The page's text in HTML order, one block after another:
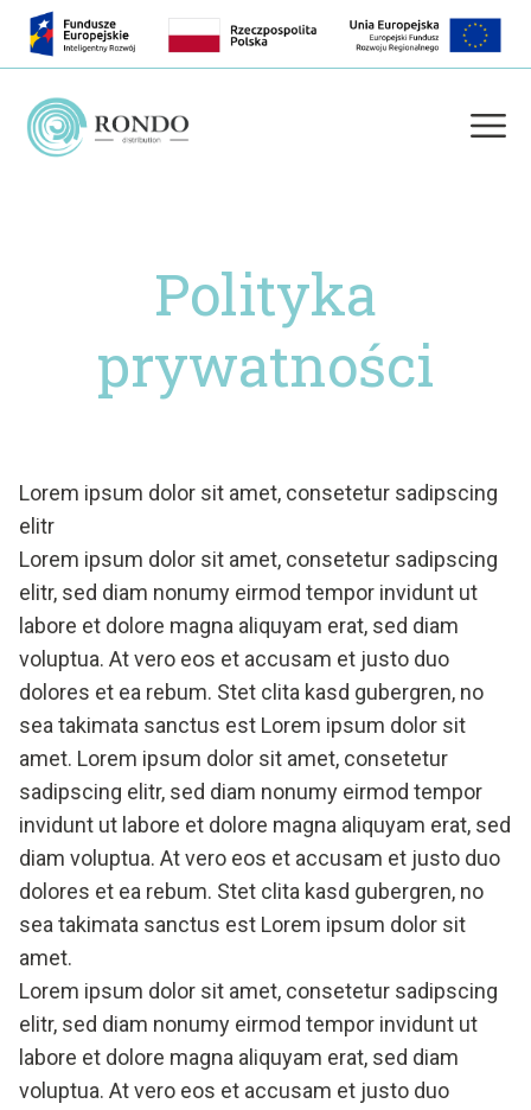
Polityka
prywatności
Lorem ipsum dolor sit amet, consetetur sadipscing
elitr
Lorem ipsum dolor sit amet, consetetur sadipscing
elitr, sed diam nonumy eirmod tempor invidunt ut
labore et dolore magna aliquyam erat, sed diam
voluptua. At vero eos et accusam et justo duo
dolores et ea rebum. Stet clita kasd gubergren, no
sea takimata sanctus est Lorem ipsum dolor sit
amet. Lorem ipsum dolor sit amet, consetetur
sadipscing elitr, sed diam nonumy eirmod tempor
invidunt ut labore et dolore magna aliquyam erat, sed
diam voluptua. At vero eos et accusam et justo duo
dolores et ea rebum. Stet clita kasd gubergren, no
sea takimata sanctus est Lorem ipsum dolor sit
amet.
Lorem ipsum dolor sit amet, consetetur sadipscing
elitr, sed diam nonumy eirmod tempor invidunt ut
labore et dolore magna aliquyam erat, sed diam
voluptua. At vero eos et accusam et justo duo